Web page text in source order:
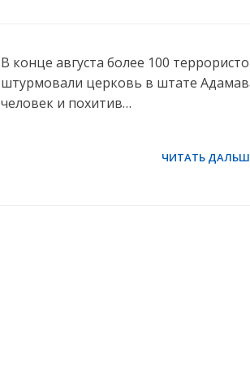
В конце августа более 100
штурмовали церковь в штате
человек и похитив…